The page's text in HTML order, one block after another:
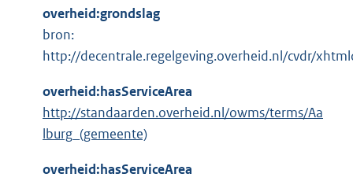
overheid:grondslag
bron:
http://decentrale.regelgeving.overheid.nl/cvdr/
overheid:hasServiceArea
http://standaarden.overheid.nl/owms/terms/Aa
lburg_(gemeente)
overheid:hasServiceArea